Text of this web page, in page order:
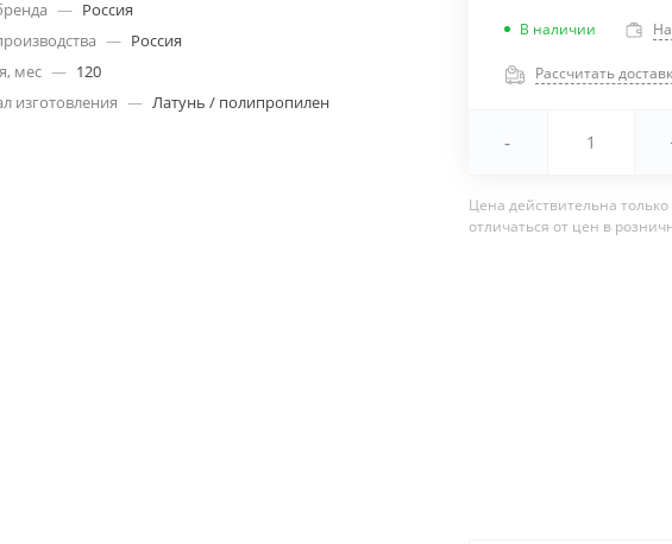
— Россия
— Россия
мес — 120
изготовления — Латунь / полипропилен
В наличии
Рассчитать
-
Цена действительна
отличаться от цен в